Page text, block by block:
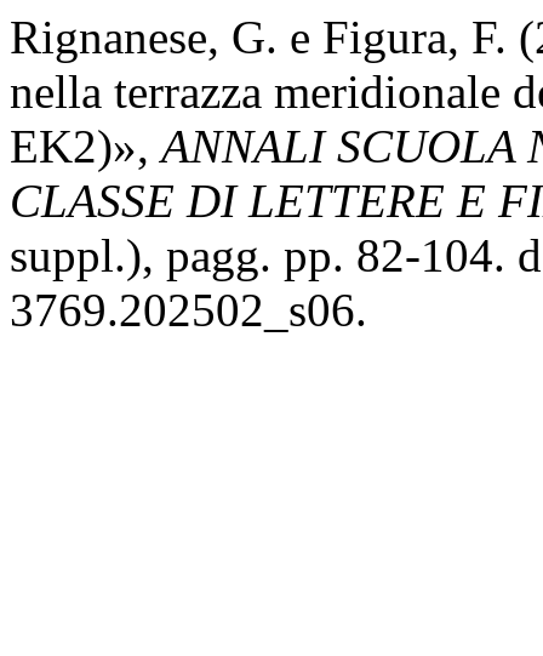
Rignanese, G. e Figura, F.
nella terrazza meridionale
EK2)»,ANNALI SCUOLA
CLASSE DI LETTERE E
suppl.), pagg. pp. 82-104.
3769.202502_s06.